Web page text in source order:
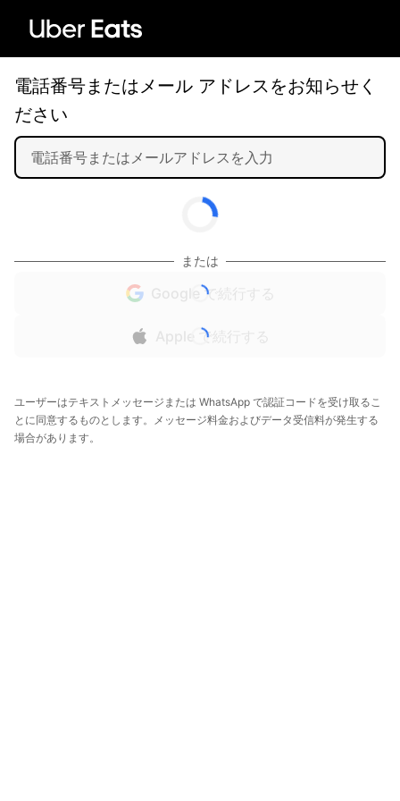
電話番号またはメール アドレスをお知らせく
ださい
または
Google で続行する
Apple で続行する
ユーザーはテキストメッセージまたは WhatsApp で認証コードを受け取るこ
とに同意するものとします。メッセージ料金およびデータ受信料が発生する
場合があります。